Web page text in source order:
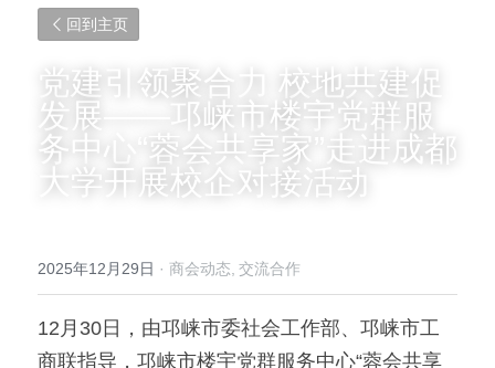
回到主页
党建引领聚合力 校地共建促
发展——邛崃市楼宇党群服
务中心“蓉会共享家”走进成都
大学开展校企对接活动
2025年12月29日 · 商会动态, 交流合作
12月30日，由邛崃市委社会工作部、邛崃市工
商联指导，邛崃市楼宇党群服务中心“蓉会共享